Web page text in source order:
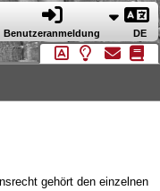
Benutzeranmeldung DE